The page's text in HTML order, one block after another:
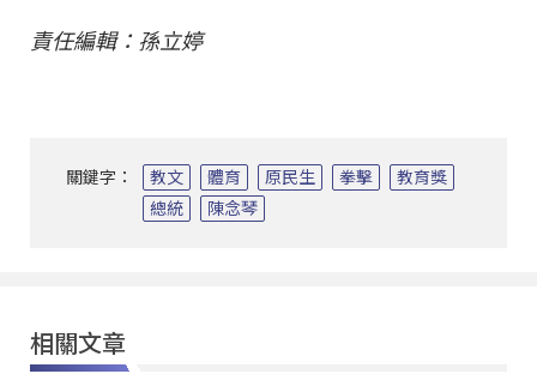
責任編輯：孫立婷
關鍵字： 教文 體育 原民生 拳擊
教育獎
總統
陳念琴
相關文章